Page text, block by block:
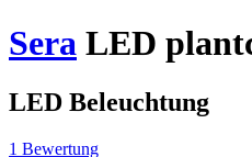
Sera LED
LED Beleuchtung
1 Bewertung